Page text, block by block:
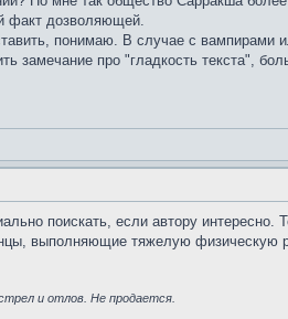
факт дозволяющей.
понимаю. В случае с вампирами
замечание про "гладкость текста",
поискать, если автору интересно.
выполняющие тяжелую физическую
и отлов. Не продается.